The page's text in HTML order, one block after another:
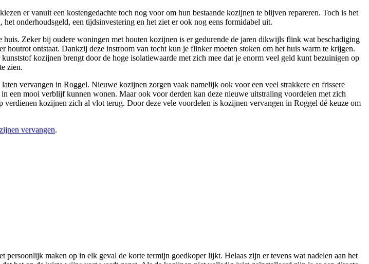
er vanuit een kostengedachte toch nog voor om hun bestaande kozijnen te blijven repareren. Toch is het
onderhoudsgeld, een tijdsinvestering en het ziet er ook nog eens formidabel uit.
Zeker bij oudere woningen met houten kozijnen is er gedurende de jaren dikwijls flink wat beschadiging
houtrot ontstaat. Dankzij deze instroom van tocht kun je flinker moeten stoken om het huis warm te krijgen.
kozijnen brengt door de hoge isolatiewaarde met zich mee dat je enorm veel geld kunt bezuinigen op
zien.
vervangen in Roggel. Nieuwe kozijnen zorgen vaak namelijk ook voor een veel strakkere en frissere
mooi verblijf kunnen wonen. Maar ook voor derden kan deze nieuwe uitstraling voordelen met zich
kozijnen zich al vlot terug. Door deze vele voordelen is kozijnen vervangen in Roggel dé keuze om
vervangen.
maken op in elk geval de korte termijn goedkoper lijkt. Helaas zijn er tevens wat nadelen aan het